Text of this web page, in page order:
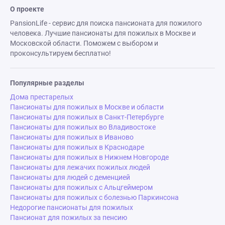
О проекте
PansionLife - сервис для поиска пансионата для пожилого
человека. Лучшие пансионаты для пожилых в Москве и
Московской области. Поможем с выбором и
проконсультируем бесплатно!
Популярные разделы
Дома престарелых
Пансионаты для пожилых в Москве и области
Пансионаты для пожилых в Санкт-Петербурге
Пансионаты для пожилых во Владивостоке
Пансионаты для пожилых в Иваново
Пансионаты для пожилых в Краснодаре
Пансионаты для пожилых в Нижнем Новгороде
Пансионаты для лежачих пожилых людей
Пансионаты для людей с деменцией
Пансионаты для пожилых с Альцгеймером
Пансионаты для пожилых с болезнью Паркинсона
Недорогие пансионаты для пожилых
Пансионат для пожилых за пенсию